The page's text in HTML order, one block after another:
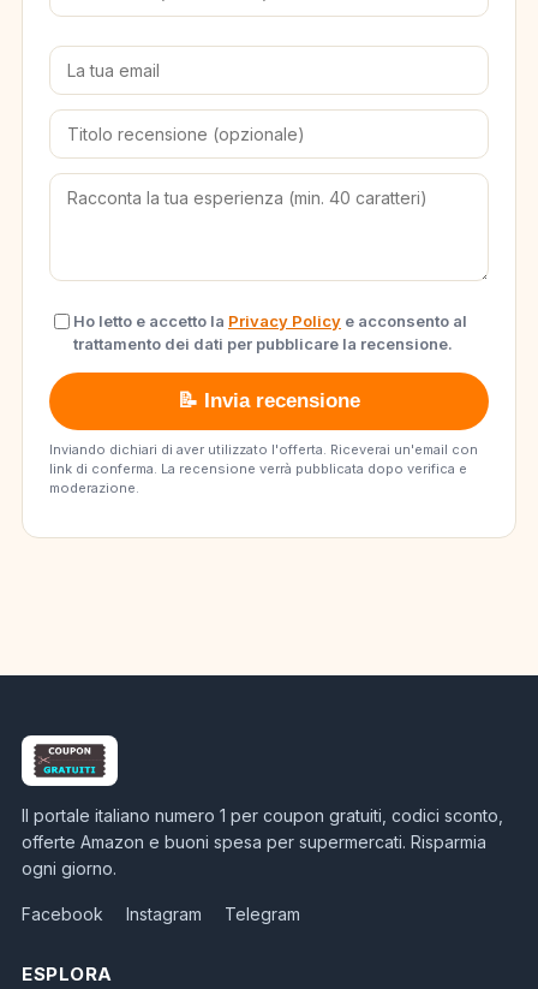
Ho letto e accetto la Privacy Policy e acconsento al
trattamento dei dati per pubblicare la recensione.
📝 Invia recensione
Inviando dichiari di aver utilizzato l'offerta. Riceverai un'email con
link di conferma. La recensione verrà pubblicata dopo verifica e
moderazione.
Il portale italiano numero 1 per coupon gratuiti, codici sconto,
offerte Amazon e buoni spesa per supermercati. Risparmia
ogni giorno.
Facebook Instagram Telegram
ESPLORA